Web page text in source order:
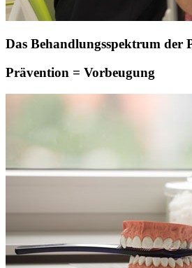
Das Behandlungsspektrum der
Prävention = Vorbeugung